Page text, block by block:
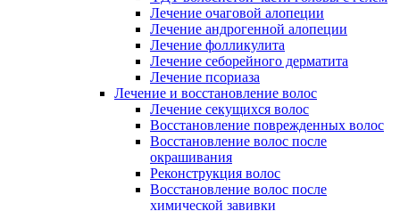
Лечение очаговой алопеции
Лечение андрогенной алопеции
Лечение фолликулита
Лечение себорейного дерматита
Лечение псориаза
Лечение и восстановление волос
Лечение секущихся волос
Восстановление поврежденных волос
Восстановление волос после
окрашивания
Реконструкция волос
Восстановление волос после
химической завивки